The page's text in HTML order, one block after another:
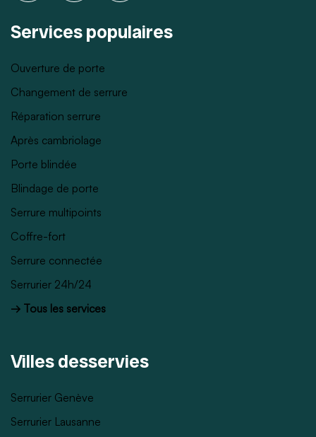
Services populaires
Ouverture de porte
Changement de serrure
Réparation serrure
Après cambriolage
Porte blindée
Blindage de porte
Serrure multipoints
Coffre-fort
Serrure connectée
Serrurier 24h/24
→ Tous les services
Villes desservies
Serrurier Genève
Serrurier Lausanne